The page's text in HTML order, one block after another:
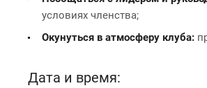
условиях членства;
Окунуться в атмосферу клуба:
Дата и время: